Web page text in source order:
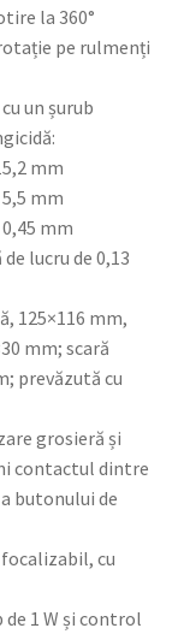
la 360°
pe rulmenți
un șurub
mm
mm
mm
lucru de 0,13
125×116 mm,
mm; scară
prevăzută cu
grosieră și
contactul dintre
butonului de
focalizabil, cu
de 1 W și control